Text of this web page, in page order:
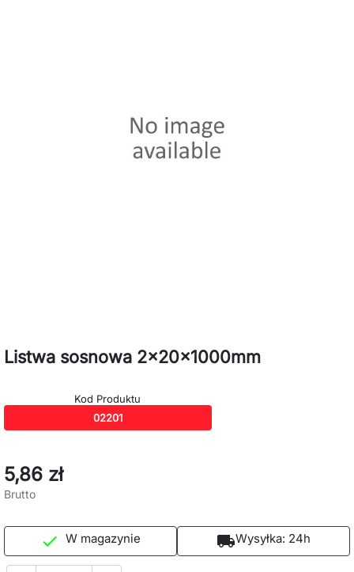
Listwa sosnowa 2x20x1000mm
Kod Produktu
02201
5,86 zł
Brutto
 W magazynie local_shippingWysyłka: 24h